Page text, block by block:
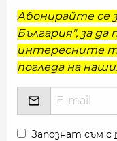
Абонирайте се
България", за да
интересните
погледа на
Запознат съм с